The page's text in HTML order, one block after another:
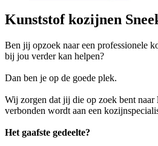
Kunststof kozijnen
Ben jij opzoek naar een professionele
bij jou verder kan helpen?
Dan ben je op de goede plek.
Wij zorgen dat jij die op zoek bent naar
verbonden wordt aan een
Het gaafste gedeelte?